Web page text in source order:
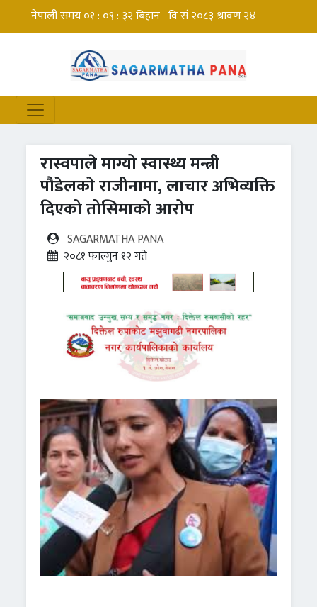
रास्वपाले माग्यो स्वास्थ्य मन्त्री
पौडेलको राजीनामा, लाचार अभिव्यक्ति
दिएको तोसिमाको आरोप
SAGARMATHA PANA
२०८१ फाल्गुन १२ गते